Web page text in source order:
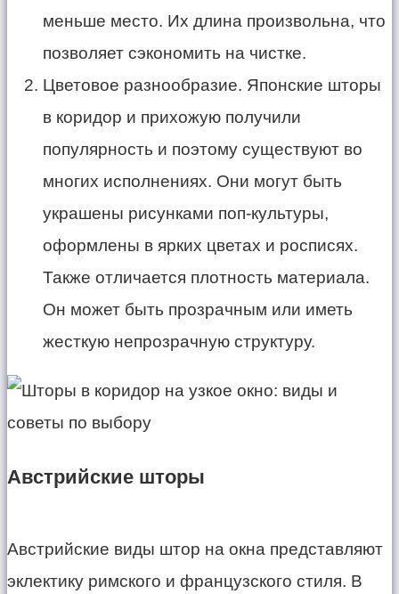
меньше место. Их длина произвольна, что
позволяет сэкономить на чистке.
Цветовое разнообразие. Японские шторы
в коридор и прихожую получили
популярность и поэтому существуют во
многих исполнениях. Они могут быть
украшены рисунками поп-культуры,
оформлены в ярких цветах и росписях.
Также отличается плотность материала.
Он может быть прозрачным или иметь
жесткую непрозрачную структуру.
Австрийские шторы
Австрийские виды штор на окна представляют
эклектику римского и французского стиля. В